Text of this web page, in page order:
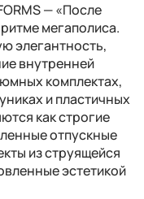
— «После
мегаполиса.
элегантность,
внутренней
комплектах,
и пластичных
как строгие
отпускные
из струящейся
эстетикой